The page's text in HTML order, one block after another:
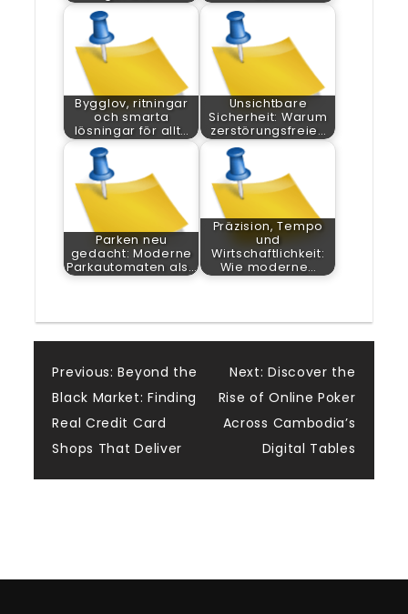
Bygglov, ritningar
och smarta
lösningar för allt…
Unsichtbare
Sicherheit: Warum
zerstörungsfreie…
Parken neu
gedacht: Moderne
Parkautomaten als…
Präzision, Tempo
und
Wirtschaftlichkeit:
Wie moderne…
Post
navigation
Previous: Beyond the
Black Market: Finding
Real Credit Card
Shops That Deliver
Next: Discover the
Rise of Online Poker
Across Cambodia’s
Digital Tables